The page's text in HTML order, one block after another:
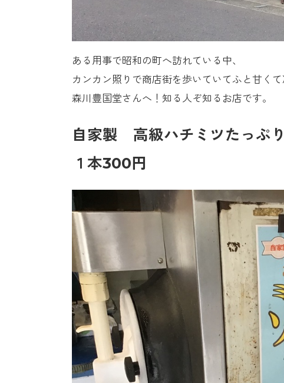
ある用事で昭和の町へ訪れている中、
カンカン照りで商店街を歩いていてふと甘く
森川豊国堂さんへ！知る人ぞ知るお店です。
自家製 高級ハチミツたっぷ
１本300円